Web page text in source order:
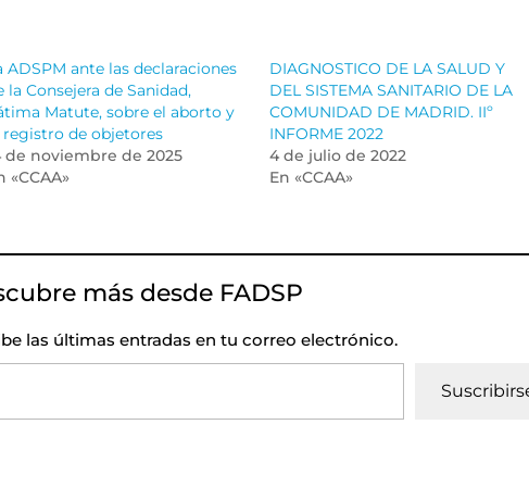
ADSPM ante las declaraciones
la Consejera de Sanidad,
Matute, sobre el aborto y
registro de objetores
de noviembre de 2025
«CCAA»
DIAGNOSTICO DE LA SALUD Y
DEL SISTEMA SANITARIO DE LA
COMUNIDAD DE MADRID. IIº
INFORME 2022
4 de julio de 2022
En «CCAA»
más desde FADSP
las últimas entradas en tu correo electrónico.